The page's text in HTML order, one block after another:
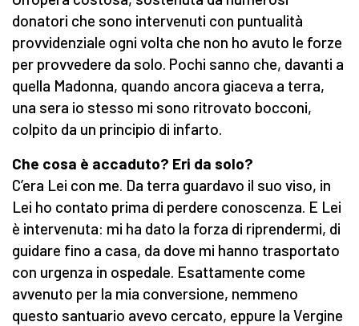
donatori che sono intervenuti con puntualità
provvidenziale ogni volta che non ho avuto le forze
per provvedere da solo. Pochi sanno che, davanti a
quella Madonna, quando ancora giaceva a terra,
una sera io stesso mi sono ritrovato bocconi,
colpito da un principio di infarto.
Che cosa è accaduto? Eri da solo?
C’era Lei con me. Da terra guardavo il suo viso, in
Lei ho contato prima di perdere conoscenza. E Lei
è intervenuta: mi ha dato la forza di riprendermi, di
guidare fino a casa, da dove mi hanno trasportato
con urgenza in ospedale. Esattamente come
avvenuto per la mia conversione, nemmeno
questo santuario avevo cercato, eppure la Vergine